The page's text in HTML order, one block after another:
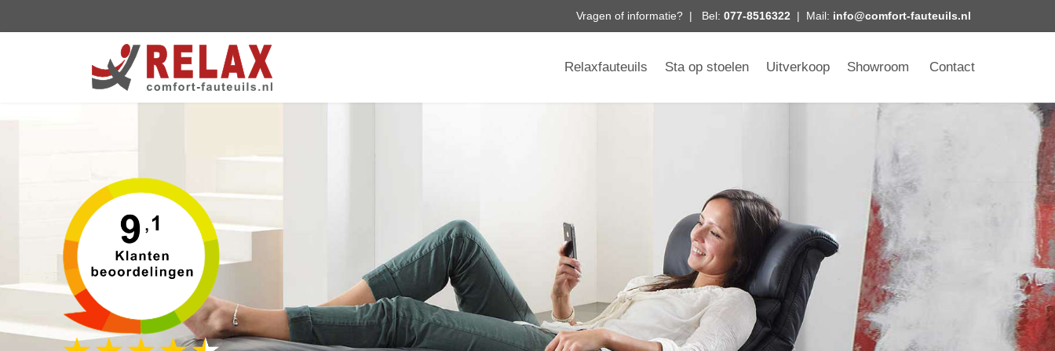
Vragen of informatie? | Bel: 077-8516322 | Mail: info@comfort-fauteuils.nl
Relaxfauteuils Sta op stoelen Uitverkoop Showroom Contact